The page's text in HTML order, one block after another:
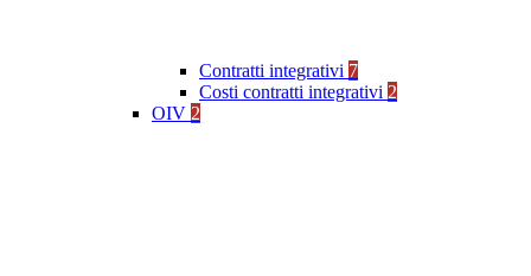
Contratti integrativi 7
Costi contratti integrativi 2
OIV 2